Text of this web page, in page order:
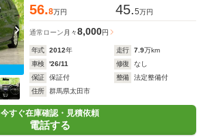
56.8万円 45.5万円
通常ローン 月々8,000円
年式 2012年 走行 7.9万km
車検
'26/11 修復
なし
保証
保証付 整備
法定整備付
住所
群馬県太田市
今すぐ在庫確認・見積依頼
電話する